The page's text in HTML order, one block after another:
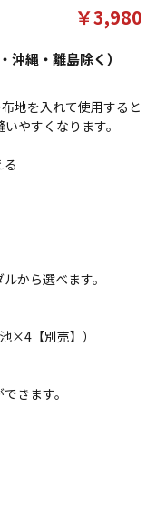
縄・離島除く）
￥3,980
地を入れて使用すると
やすくなります。
から選べます。
×4【別売】）
きます。